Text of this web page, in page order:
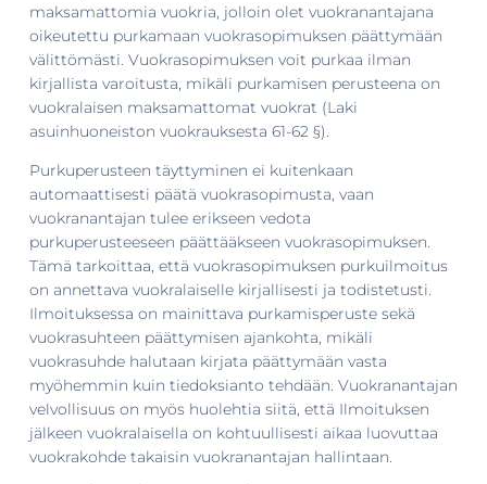
maksamattomia vuokria, jolloin olet vuokranantajana
oikeutettu purkamaan vuokrasopimuksen päättymään
välittömästi. Vuokrasopimuksen voit purkaa ilman
kirjallista varoitusta, mikäli purkamisen perusteena on
vuokralaisen maksamattomat vuokrat (Laki
asuinhuoneiston vuokrauksesta 61-62 §).
Purkuperusteen täyttyminen ei kuitenkaan
automaattisesti päätä vuokrasopimusta, vaan
vuokranantajan tulee erikseen vedota
purkuperusteeseen päättääkseen vuokrasopimuksen.
Tämä tarkoittaa, että vuokrasopimuksen purkuilmoitus
on annettava vuokralaiselle kirjallisesti ja todistetusti.
Ilmoituksessa on mainittava purkamisperuste sekä
vuokrasuhteen päättymisen ajankohta, mikäli
vuokrasuhde halutaan kirjata päättymään vasta
myöhemmin kuin tiedoksianto tehdään. Vuokranantajan
velvollisuus on myös huolehtia siitä, että Ilmoituksen
jälkeen vuokralaisella on kohtuullisesti aikaa luovuttaa
vuokrakohde takaisin vuokranantajan hallintaan.